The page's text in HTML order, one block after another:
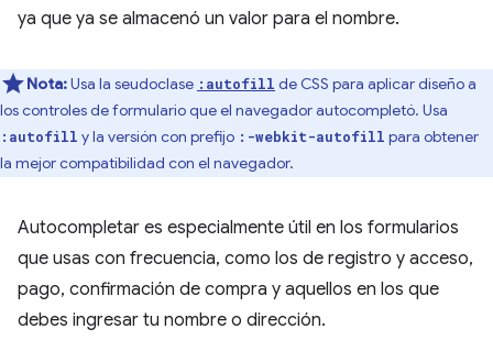
ya que ya se almacenó un valor para el nombre.
Nota:Usa la seudoclase :autofill de CSS para aplicar diseño a
los controles de formulario que el navegador autocompletó. Usa
:autofill y la versión con prefijo :-webkit-autofill para obtener
la mejor compatibilidad con el navegador.
Autocompletar es especialmente útil en los formularios
que usas con frecuencia, como los de registro y acceso,
pago, confirmación de compra y aquellos en los que
debes ingresar tu nombre o dirección.